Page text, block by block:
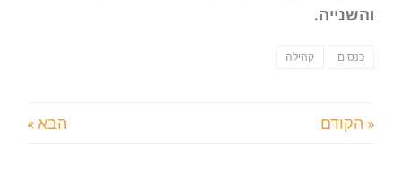
והשנייה.
כנסים קהילה
« הקודם הבא »